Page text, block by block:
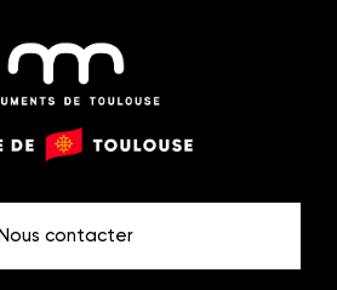
Mairie
contacter